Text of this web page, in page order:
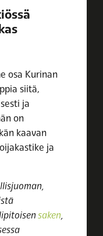
osa Kurinan
siitä,
ja
on
kaavan
ja
saken